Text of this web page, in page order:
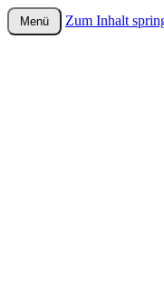
wurster-
Menü Zum Inhalt